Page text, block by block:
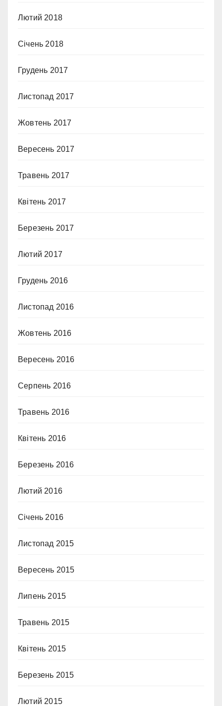
Лютий 2018
Січень 2018
Грудень 2017
Листопад 2017
Жовтень 2017
Вересень 2017
Травень 2017
Квітень 2017
Березень 2017
Лютий 2017
Грудень 2016
Листопад 2016
Жовтень 2016
Вересень 2016
Серпень 2016
Травень 2016
Квітень 2016
Березень 2016
Лютий 2016
Січень 2016
Листопад 2015
Вересень 2015
Липень 2015
Травень 2015
Квітень 2015
Березень 2015
Лютий 2015